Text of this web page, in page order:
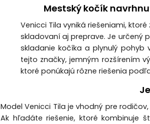
Mestský kočík
Venicci Tila vyniká riešeniami,
skladovaní aj preprave. Je určený
skladanie kočíka a plynulý pohyb
tejto značky, jemným rozšírením
ktoré ponúkajú rôzne riešenia
Model Venicci Tila je vhodný pre
Ak hľadáte riešenie, ktoré kombinuje